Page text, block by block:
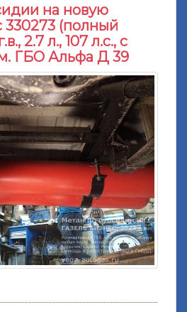
на новую
330273 (полный
2.7 л., 107 л.с., с
ГБО Альфа Д 39